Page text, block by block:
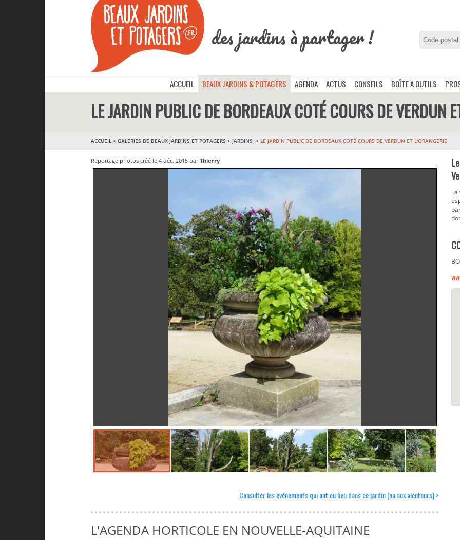
des jardins à partager !
ACCUEIL BEAUX JARDINS & POTAGERS AGENDA ACTUS CONSEILS BOÎTE A OUTILS
LE JARDIN PUBLIC DE BORDEAUX COTÉ COURS DE VERDUN
ACCUEIL > GALERIES DE BEAUX JARDINS ET POTAGERS > JARDINS LE JARDIN PUBLIC DE BORDEAUX COTÉ COURS DE VERDUN ET L'ORANGERIE
Reportage photos créé le 4 déc. 2015 parThierry
Consulter les événements qui ont eu lieu dans ce jardin (ou aux alentours) >
L'AGENDA HORTICOLE EN NOUVELLE-AQUITAINE